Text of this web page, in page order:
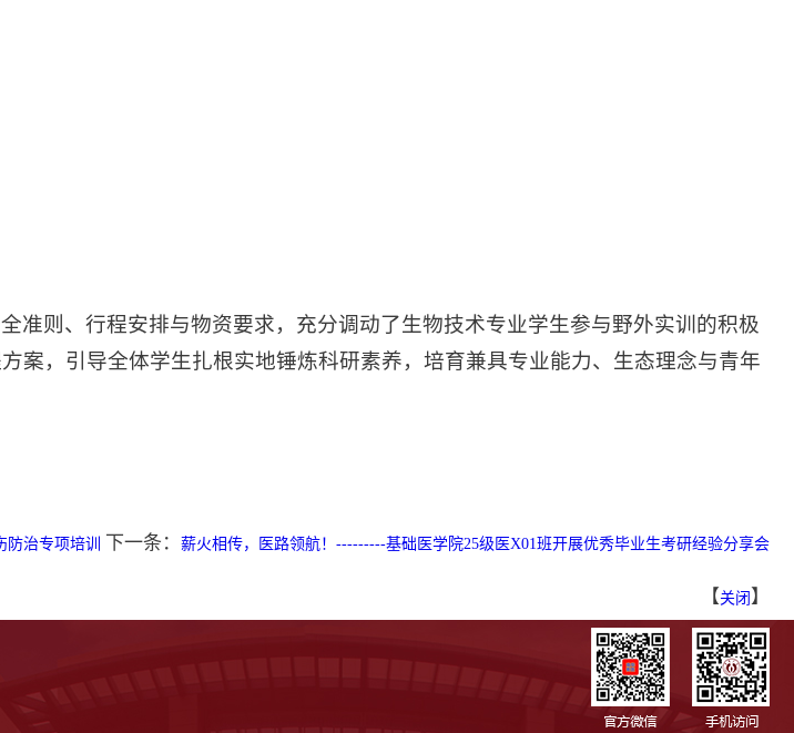
准则、行程安排与物资要求，充分调动了生物技术专业学生参与野外实训的积极
案，引导全体学生扎根实地锤炼科研素养，培育兼具专业能力、生态理念与青年
治专项培训 下一条： 薪火相传，医路领航！---------基础医学院25级医X01班开展优秀毕业生考研经验分享会
【关闭 】